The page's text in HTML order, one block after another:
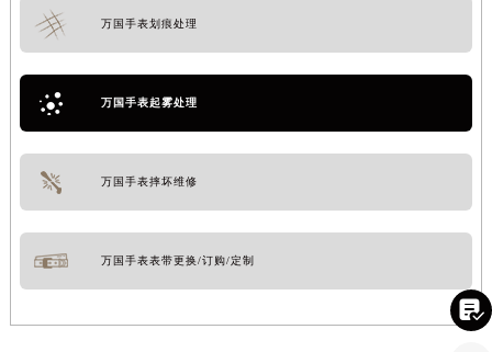
万国手表划痕处理
万国手表起雾处理
万国手表摔坏维修
万国手表表带更换/订购/定制
